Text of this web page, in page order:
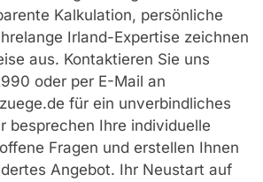
Kalkulation, persönliche
Irland-Expertise zeichnen
aus. Kontaktieren Sie uns
oder per E-Mail an
für ein unverbindliches
besprechen Ihre individuelle
Fragen und erstellen Ihnen
Angebot. Ihr Neustart auf